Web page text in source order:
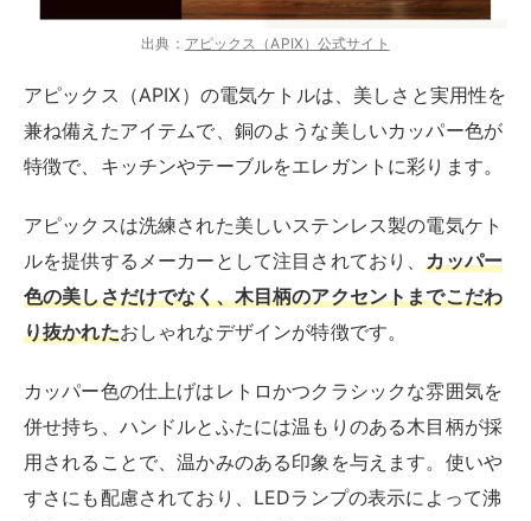
出典： アピックス（APIX）公式サイト
アピックス（APIX）の電気ケトルは、美しさと実用性を
兼ね備えたアイテムで、銅のような美しいカッパー色が
特徴で、キッチンやテーブルをエレガントに彩ります。
アピックスは洗練された美しいステンレス製の電気ケト
ルを提供するメーカーとして注目されており、カッパー
色の美しさだけでなく、木目柄のアクセントまでこだわ
り抜かれたおしゃれなデザインが特徴です。
カッパー色の仕上げはレトロかつクラシックな雰囲気を
併せ持ち、ハンドルとふたには温もりのある木目柄が採
用されることで、温かみのある印象を与えます。使いや
すさにも配慮されており、LEDランプの表示によって沸